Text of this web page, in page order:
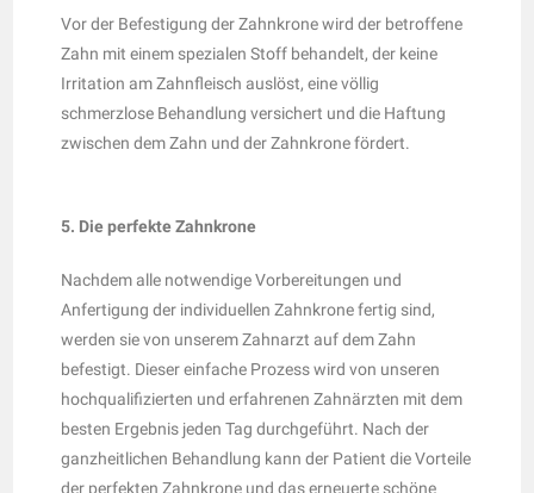
Vor der Befestigung der Zahnkrone wird der betroffene
Zahn mit einem spezialen Stoff behandelt, der keine
Irritation am Zahnfleisch auslöst, eine völlig
schmerzlose Behandlung versichert und die Haftung
zwischen dem Zahn und der Zahnkrone fördert.
5. Die perfekte Zahnkrone
Nachdem alle notwendige Vorbereitungen und
Anfertigung der individuellen Zahnkrone fertig sind,
werden sie von unserem Zahnarzt auf dem Zahn
befestigt. Dieser einfache Prozess wird von unseren
hochqualifizierten und erfahrenen Zahnärzten mit dem
besten Ergebnis jeden Tag durchgeführt. Nach der
ganzheitlichen Behandlung kann der Patient die Vorteile
der perfekten Zahnkrone und das erneuerte schöne